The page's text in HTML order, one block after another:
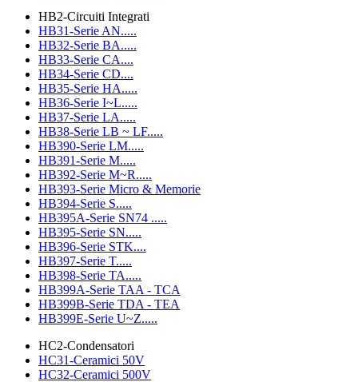
HB2-Circuiti Integrati
HB31-Serie AN.....
HB32-Serie BA.....
HB33-Serie CA....
HB34-Serie CD....
HB35-Serie HA.....
HB36-Serie I~L.....
HB37-Serie LA.....
HB38-Serie LB ~ LF.....
HB390-Serie LM.....
HB391-Serie M.....
HB392-Serie M~R.....
HB393-Serie Micro & Memorie
HB394-Serie S.....
HB395A-Serie SN74 .....
HB395-Serie SN.....
HB396-Serie STK....
HB397-Serie T.....
HB398-Serie TA.....
HB399A-Serie TAA - TCA
HB399B-Serie TDA - TEA
HB399E-Serie U~Z.....
HC2-Condensatori
HC31-Ceramici 50V
HC32-Ceramici 500V